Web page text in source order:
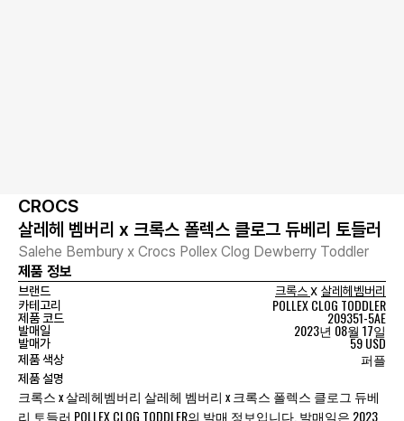
CROCS
살레헤 벰버리 x 크록스 폴렉스 클로그 듀베리 토들러
Salehe Bembury x Crocs Pollex Clog Dewberry Toddler
제품 정보
브랜드 크록스x 살레헤벰버리
카테고리
POLLEX CLOG TODDLER
제품 코드 209351-5AE
발매일 2023년 08월 17일
발매가 59 USD
제품 색상 퍼플
제품 설명
크록스 x 살레헤벰버리 살레헤 벰버리 x 크록스 폴렉스 클로그 듀베
리 토들러 POLLEX CLOG TODDLER의 발매 정보입니다. 발매일은 2023